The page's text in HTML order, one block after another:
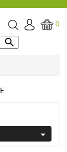
0

